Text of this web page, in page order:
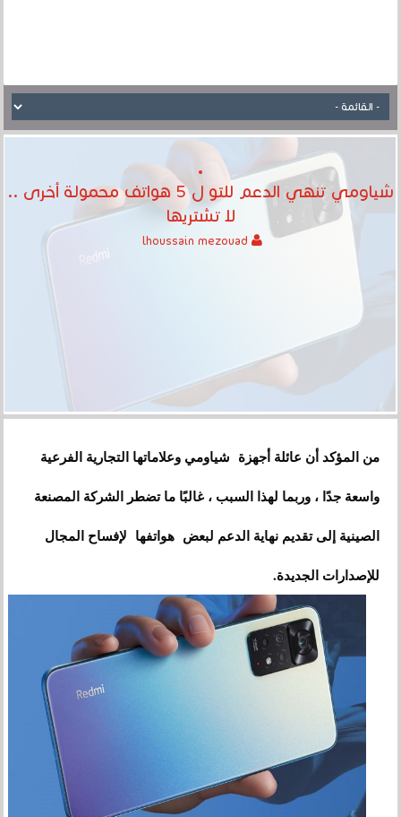
شياومي تنهي الدعم للتو ل 5 هواتف محمولة أخرى ..
لا تشتريها
من المؤكد أن عائلة أجهزة شياومي وعلاماتها التجارية الفرعية
واسعة جدًا ، وربما لهذا السبب ، غالبًا ما تضطر الشركة المصنعة
الصينية إلى تقديم نهاية الدعم لبعض هواتفها لإفساح المجال
للإصدارات الجديدة.